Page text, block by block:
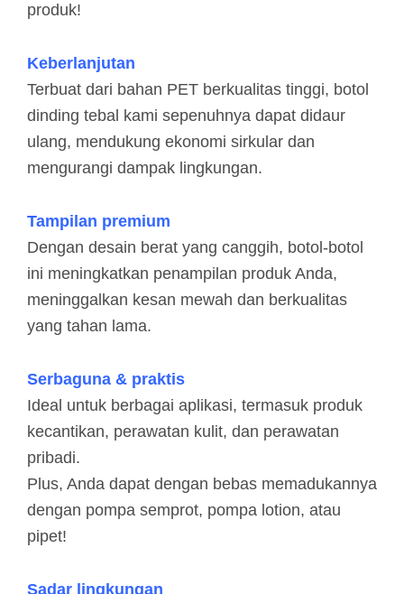
produk!
Keberlanjutan
Terbuat dari bahan PET berkualitas tinggi, botol
dinding tebal kami sepenuhnya dapat didaur
ulang, mendukung ekonomi sirkular dan
mengurangi dampak lingkungan.
Tampilan premium
Dengan desain berat yang canggih, botol-botol
ini meningkatkan penampilan produk Anda,
meninggalkan kesan mewah dan berkualitas
yang tahan lama.
Serbaguna & praktis
Ideal untuk berbagai aplikasi, termasuk produk
kecantikan, perawatan kulit, dan perawatan
pribadi.
Plus, Anda dapat dengan bebas memadukannya
dengan pompa semprot, pompa lotion, atau
pipet!
Sadar lingkungan